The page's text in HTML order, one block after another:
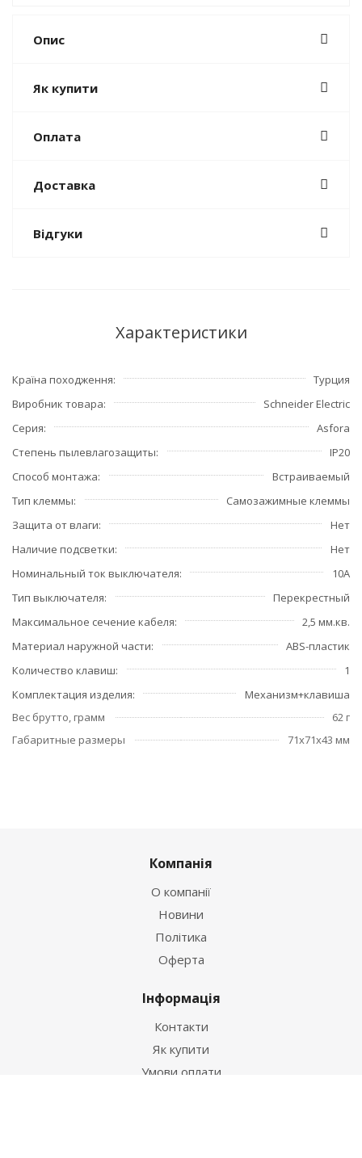
Опис
Як купити
Оплата
Доставка
Відгуки
Характеристики
Країна походження
Турция
Виробник товара
Schneider Electric
Серия
Asfora
Степень пылевлагозащиты
IP20
Способ монтажа
Встраиваемый
Тип клеммы
Самозажимные клеммы
Защита от влаги
Нет
Наличие подсветки
Нет
Номинальный ток выключателя
10А
Тип выключателя
Перекрестный
Максимальное сечение кабеля
2,5 мм.кв.
Материал наружной части
ABS-пластик
Количество клавиш
1
Комплектация изделия
Механизм+клавиша
Вес брутто, грамм
62 г
Габаритные размеры
71x71x43 мм
Компанія
О компанії
Новини
Політика
Оферта
Інформація
Контакти
Як купити
Умови оплати